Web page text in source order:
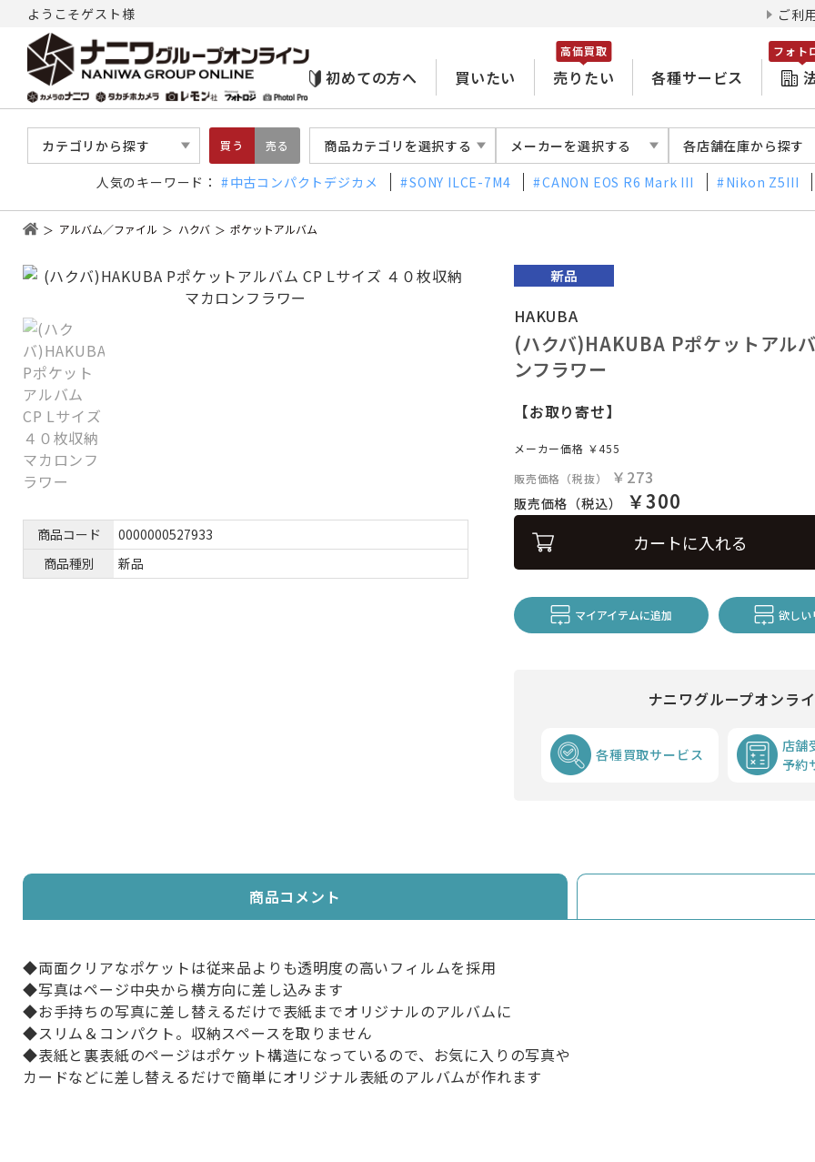
ようこそゲスト様 ご利
初めての方へ 買いたい 売りたい
高価買取
各種サービス
フォト
カテゴリから探す 買う 売る 商品カテゴリを選択する メーカーを選択する 各店舗在庫から探す
人気のキーワード： 中古コンパクトデジカメ SONY ILCE-7M4 CANON EOS R6 Mark III Nikon Z5III
アルバム／ファイル ハクバ ポケットアルバム
商品コード
0000000527933
商品種別
新品
HAKUBA
(ハクバ)HAKUBA Pポケットアル
ンフラワー
【お取り寄せ】
メーカー価格 ￥455
販売価格（税抜）
￥273
販売価格（税込） ￥300
カートに入れる
マイアイテムに追加 欲しい
ナニワグループオンラ
各種買取サービス
店舗
予約
商品コメント
◆両面クリアなポケットは従来品よりも透明度の高いフィルムを採用
◆写真はページ中央から横方向に差し込みます
◆お手持ちの写真に差し替えるだけで表紙までオリジナルのアルバムに
◆スリム＆コンパクト。収納スペースを取りません
◆表紙と裏表紙のページはポケット構造になっているので、お気に入りの写真や
カードなどに差し替えるだけで簡単にオリジナル表紙のアルバムが作れます